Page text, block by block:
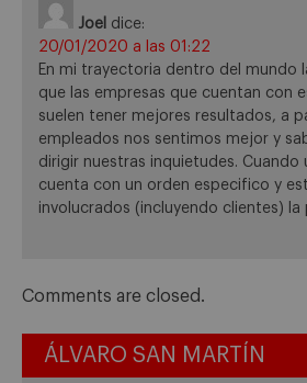
Joel dice:
20/01/2020 a las 01:22
En mi trayectoria dentro del mundo
que las empresas que cuentan con
suelen tener mejores resultados, a
empleados nos sentimos mejor y
dirigir nuestras inquietudes. Cuando
cuenta con un orden especifico y
involucrados (incluyendo clientes) la
Comments are closed.
ÁLVARO SAN MARTÍN